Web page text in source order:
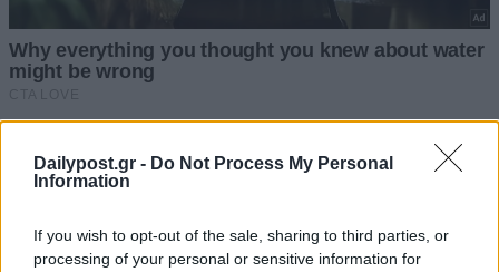
Dailypost.gr - Do Not Process My Personal
Information
If you wish to opt-out of the sale, sharing to third parties, or
processing of your personal or sensitive information for